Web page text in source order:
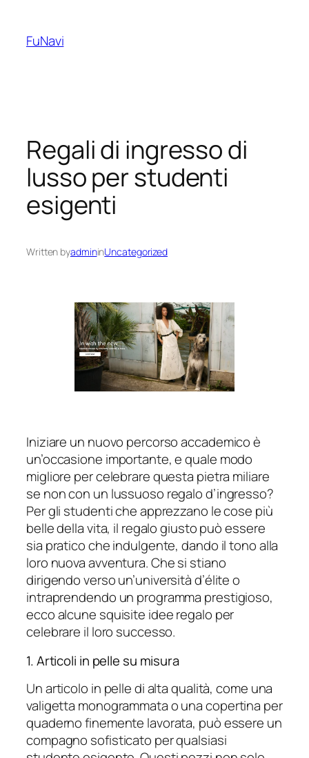
content
FuNavi
Regali di ingresso di
lusso per studenti
esigenti
Written byadmininUncategorized
Iniziare un nuovo percorso accademico è
un’occasione importante, e quale modo
migliore per celebrare questa pietra miliare
se non con un lussuoso regalo d’ingresso?
Per gli studenti che apprezzano le cose più
belle della vita, il regalo giusto può essere
sia pratico che indulgente, dando il tono alla
loro nuova avventura. Che si stiano
dirigendo verso un’università d’élite o
intraprendendo un programma prestigioso,
ecco alcune squisite idee regalo per
celebrare il loro successo.
1. Articoli in pelle su misura
Un articolo in pelle di alta qualità, come una
valigetta monogrammata o una copertina per
quaderno finemente lavorata, può essere un
compagno sofisticato per qualsiasi